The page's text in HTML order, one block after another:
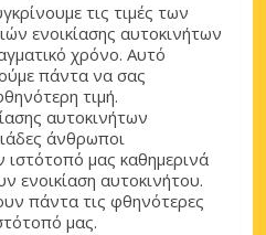
τις τιμές των
ενοικίασης αυτοκινήτων
χρόνο. Αυτό
πάντα να σας
τιμή.
αυτοκινήτων
άνθρωποι
ιστότοπό μας καθημερινά
ενοικίαση αυτοκινήτου.
πάντα τις φθηνότερες
μας.